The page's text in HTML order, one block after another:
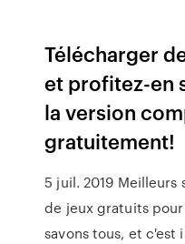
Télécharger
et profitez-en
la version
gratuitement!
5 juil. 2019
de jeux gratuits
savons tous, et c'est